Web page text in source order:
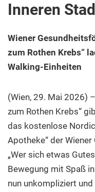
Inneren
Wiener
zum Rothen Krebs“
Walking-Einheiten
(Wien, 29. Mai 2026)
zum Rothen Krebs“
das kostenlose
Apotheke“ der
„Wer sich etwas
Bewegung mit Spaß
nun unkompliziert